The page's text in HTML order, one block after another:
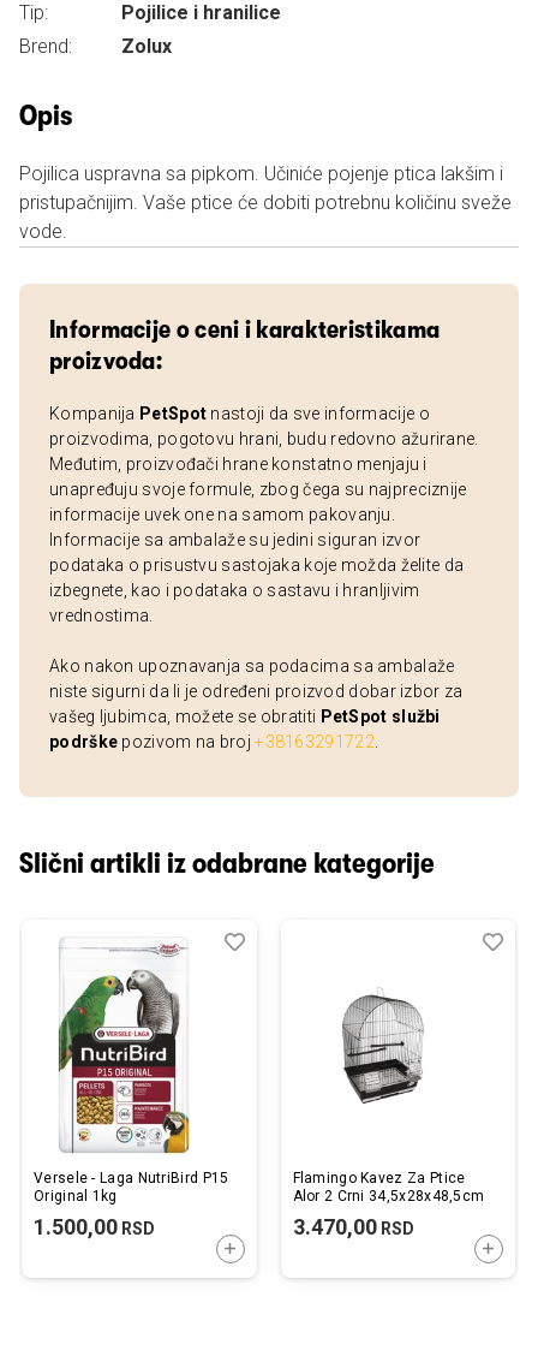
Tip:
Pojilice i hranilice
Brend:
Zolux
Opis
Pojilica uspravna sa pipkom. Učiniće pojenje ptica lakšim i
pristupačnijim. Vaše ptice će dobiti potrebnu količinu sveže
vode.
Informacije o ceni i karakteristikama
proizvoda:
Kompanija PetSpot nastoji da sve informacije o
proizvodima, pogotovu hrani, budu redovno ažurirane.
Međutim, proizvođači hrane konstatno menjaju i
unapređuju svoje formule, zbog čega su najpreciznije
informacije uvek one na samom pakovanju.
Informacije sa ambalaže su jedini siguran izvor
podataka o prisustvu sastojaka koje možda želite da
izbegnete, kao i podataka o sastavu i hranljivim
vrednostima.
Ako nakon upoznavanja sa podacima sa ambalaže
niste sigurni da li je određeni proizvod dobar izbor za
vašeg ljubimca, možete se obratiti PetSpot službi
podrške pozivom na broj+38163291722
Slični artikli iz odabrane kategorije
Versele - Laga NutriBird P15
Original 1kg
1.500,00 RSD
DODAJTE U KORPU
Dodaj
Uporedi
Flamingo Kavez Za Ptice
Alor 2 Crni 34,5x28x48,5cm
3.470,00RSD